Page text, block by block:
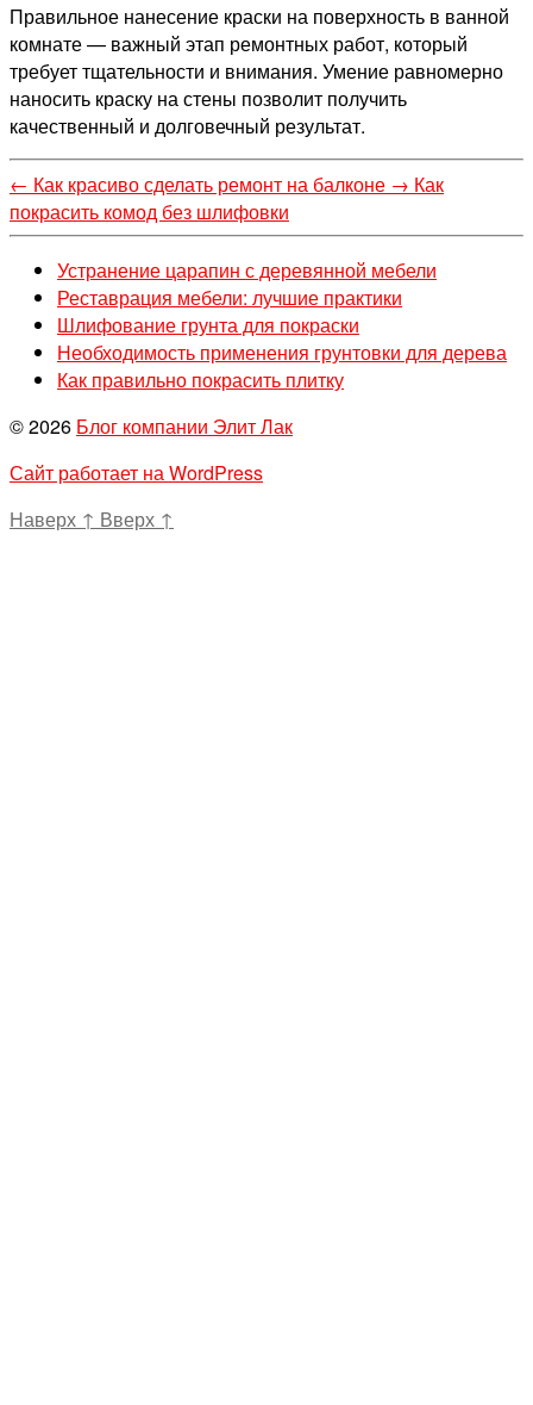
Правильное нанесение краски на поверхность в ванной
комнате — важный этап ремонтных работ, который
требует тщательности и внимания. Умение равномерно
наносить краску на стены позволит получить
качественный и долговечный результат.
← Как красиво сделать ремонт на балконе → Как
покрасить комод без шлифовки
Устранение царапин с деревянной мебели
Реставрация мебели: лучшие практики
Шлифование грунта для покраски
Необходимость применения грунтовки для дерева
Как правильно покрасить плитку
© 2026 Блог компании Элит Лак
Сайт работает на WordPress
Наверх ↑ Вверх ↑